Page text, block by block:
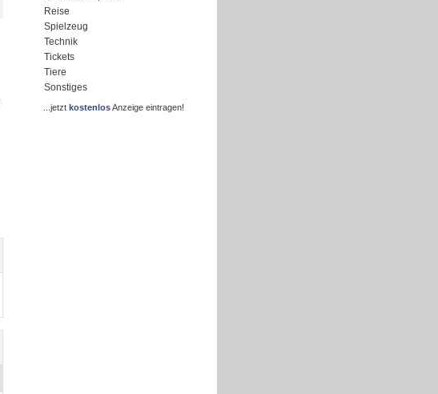
Reise
Spielzeug
Technik
Tickets
Tiere
Sonstiges
...jetzt kostenlosAnzeige eintragen!